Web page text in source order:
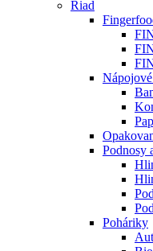
Riad
Podnosy
Poháriky